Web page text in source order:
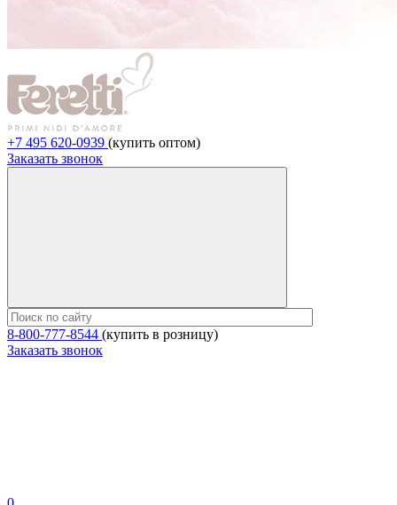
+7 495 620-0939 (купить оптом)
Заказать звонок
8-800-777-8544 (купить в розницу)
Заказать звонок